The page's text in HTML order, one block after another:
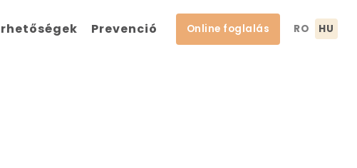
Prevenció Online foglalás RO HU